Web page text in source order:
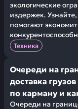
экологические
издержек.
помогают
Техника
Очереди на
доставка
по карману и
Очереди на